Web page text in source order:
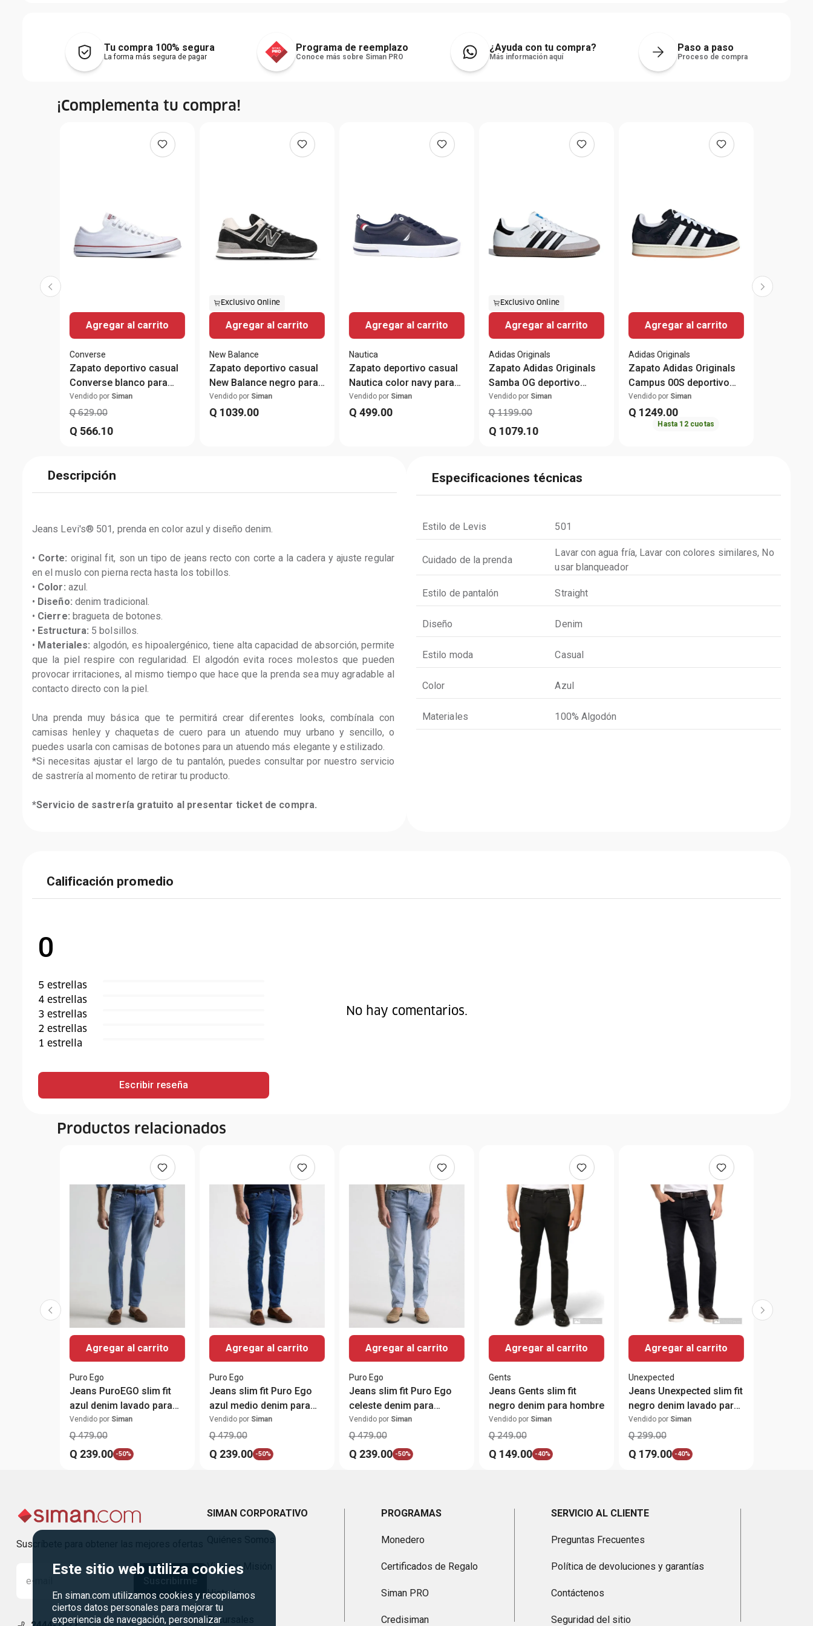
Este sitio web utiliza cookies
En siman.com utilizamos cookies y recopilamos
ciertos datos personales para mejorar tu
experiencia de navegación, personalizar
Tu compra 100% segura
La forma más segura de pagar
Programa de reemplazo
Conoce más sobre Siman PRO
¿Ayuda con tu compra?
Más información aquí
Paso a paso
Proceso de compra
¡Complementa tu compra!
Agregar al carrito
Converse
Zapato deportivo casual
Converse blanco para
hombre
Vendido por Siman
Q 629.00
Q 566.10
Exclusivo Online
Agregar al carrito
New Balance
Zapato deportivo casual
New Balance negro para
hombre
Vendido por Siman
Q 1039.00
Agregar al carrito
Nautica
Zapato deportivo casual
Nautica color navy para
hombre
Vendido por Siman
Q 499.00
Exclusivo Online
Agregar al carrito
Adidas Originals
Zapato Adidas Originals
Samba OG deportivo
casual blanco para
hombre
Vendido por Siman
Q 1199.00
Q 1079.10
Agregar al carrito
Adidas Originals
Zapato Adidas Originals
Campus 00S deportivo
casual negro para
hombre
Vendido por Siman
Q 1249.00
Hasta12 cuotas
Descripción
Jeans Levi's® 501, prenda en color azul y diseño denim.
• Corte: original fit, son un tipo de jeans recto con corte a la cadera y ajuste regular
en el muslo con pierna recta hasta los tobillos.
• Color: azul.
• Diseño: denim tradicional.
• Cierre: bragueta de botones.
• Estructura: 5 bolsillos.
• Materiales: algodón, es hipoalergénico, tiene alta capacidad de absorción, permite
que la piel respire con regularidad. El algodón evita roces molestos que pueden
provocar irritaciones, al mismo tiempo que hace que la prenda sea muy agradable al
contacto directo con la piel.
Una prenda muy básica que te permitirá crear diferentes looks, combínala con
camisas henley y chaquetas de cuero para un atuendo muy urbano y sencillo, o
puedes usarla con camisas de botones para un atuendo más elegante y estilizado.
*Si necesitas ajustar el largo de tu pantalón, puedes consultar por nuestro servicio
de sastrería al momento de retirar tu producto.
*Servicio de sastrería gratuito al presentar ticket de compra.
Especificaciones técnicas
Estilo de Levis 501
Cuidado de la prenda
Lavar con agua fría, Lavar con colores similares, No
usar blanqueador
Estilo de pantalón Straight
Diseño Denim
Estilo moda Casual
Color Azul
Materiales 100% Algodón
Calificación promedio
0
5 estrellas
4 estrellas
3 estrellas
2 estrellas
1 estrella
Escribir reseña
No hay comentarios.
Productos relacionados
Agregar al carrito
Puro Ego
Jeans PuroEGO slim fit
azul denim lavado para
hombre
Vendido por Siman
Q 479.00
Q 239.00 -50%
Agregar al carrito
Puro Ego
Jeans slim fit Puro Ego
azul medio denim para
hombre
Vendido por Siman
Q 479.00
Q 239.00 -50%
Agregar al carrito
Puro Ego
Jeans slim fit Puro Ego
celeste denim para
hombre
Vendido por Siman
Q 479.00
Q 239.00 -50%
Agregar al carrito
Gents
Jeans Gents slim fit
negro denim para hombre
Vendido por Siman
Q 249.00
Q 149.00 -40%
Agregar al carrito
Unexpected
Jeans Unexpected slim fit
negro denim lavado para
hombre
Vendido por Siman
Q 299.00
Q 179.00 -40%
Suscríbete para obtener las mejores ofertas
SIMAN CORPORATIVO
Visión y Misión
Historia
Sucursales
PROGRAMAS
Monedero
Certificados de Regalo
Siman PRO
Credisiman
SERVICIO AL CLIENTE
Preguntas Frecuentes
Política de devoluciones y garantías
Contáctenos
Seguridad del sitio